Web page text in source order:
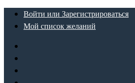
ПерейтиВойти или Зарегистрироваться
Мой список желаний